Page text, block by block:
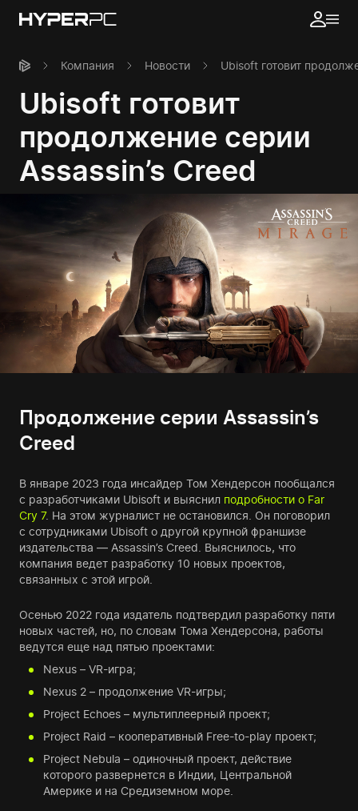
Компания Новости Ubisoft готовит
Ubisoft готовит
продолжение серии
Assassin’s Creed
Продолжение серии Assassin’s
Creed
В январе 2023 года инсайдер Том Хендерсон пообщался
с разработчиками Ubisoft и выяснил подробности о Far
Cry 7. На этом журналист не остановился. Он поговорил
с сотрудниками Ubisoft о другой крупной франшизе
издательства — Assassin’s Creed. Выяснилось, что
компания ведет разработку 10 новых проектов,
связанных с этой игрой.
Осенью 2022 года издатель подтвердил разработку пяти
новых частей, но, по словам Тома Хендерсона, работы
ведутся еще над пятью проектами:
Nexus – VR-игра;
Nexus 2 – продолжение VR-игры;
Project Echoes – мультиплеерный проект;
Project Raid – кооперативный Free-to-play проект;
Project Nebula – одиночный проект, действие
которого развернется в Индии, Центральной
Америке и на Средиземном море.